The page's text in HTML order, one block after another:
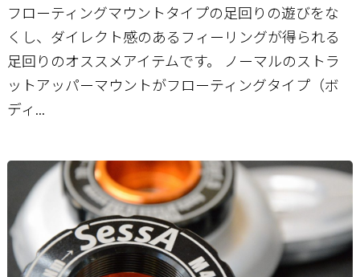
フローティングマウントタイプの足回りの遊びをな
くし、ダイレクト感のあるフィーリングが得られる
足回りのオススメアイテムです。 ノーマルのストラ
ットアッパーマウントがフローティングタイプ（ボ
ディ...